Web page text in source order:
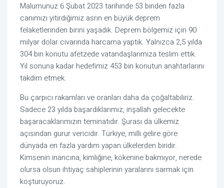
Malumunuz 6 Şubat 2023 tarihinde 53 binden fazla
canımızı yitirdiğimiz asrın en büyük deprem
felaketlerinden birini yaşadık. Deprem bölgemiz için 90
milyar dolar civarında harcama yaptık. Yalnızca 2,5 yılda
304 bin konutu afetzede vatandaşlarımıza teslim ettik.
Yıl sonuna kadar hedefimiz 453 bin konutun anahtarlarını
takdim etmek.
Bu çarpıcı rakamları ve oranları daha da çoğaltabiliriz.
Sadece 23 yılda başardıklarımız, inşallah gelecekte
başaracaklarımızın teminatıdır. Şurası da ülkemiz
açısından gurur vericidir. Türkiye, milli gelire göre
dünyada en fazla yardım yapan ülkelerden biridir.
Kimsenin inancına, kimliğine, kökenine bakmıyor, nerede
olursa olsun ihtiyaç sahiplerinin yaralarını sarmak için
koşturuyoruz.